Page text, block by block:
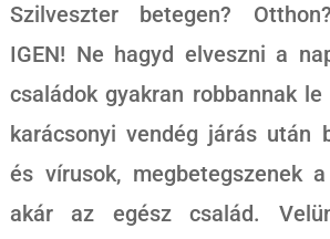
Szilveszter betegen?
IGEN! Ne hagyd elveszni a
családok gyakran robbannak
karácsonyi vendég járás után
és vírusok, megbetegszenek
akár az egész család.